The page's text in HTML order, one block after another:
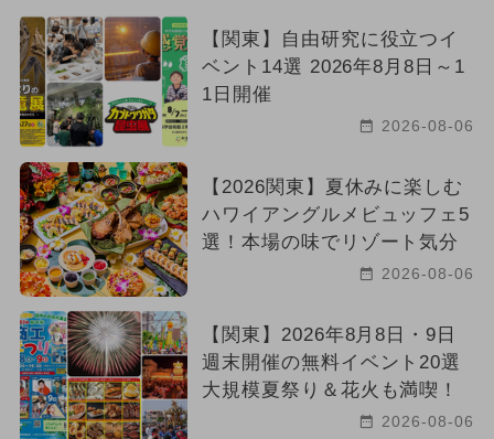
【関東】自由研究に役立つイ
ベント14選 2026年8月8日～1
1日開催
2026-08-06
【2026関東】夏休みに楽しむ
ハワイアングルメビュッフェ5
選！本場の味でリゾート気分
2026-08-06
【関東】2026年8月8日・9日
週末開催の無料イベント20選
大規模夏祭り＆花火も満喫！
2026-08-06